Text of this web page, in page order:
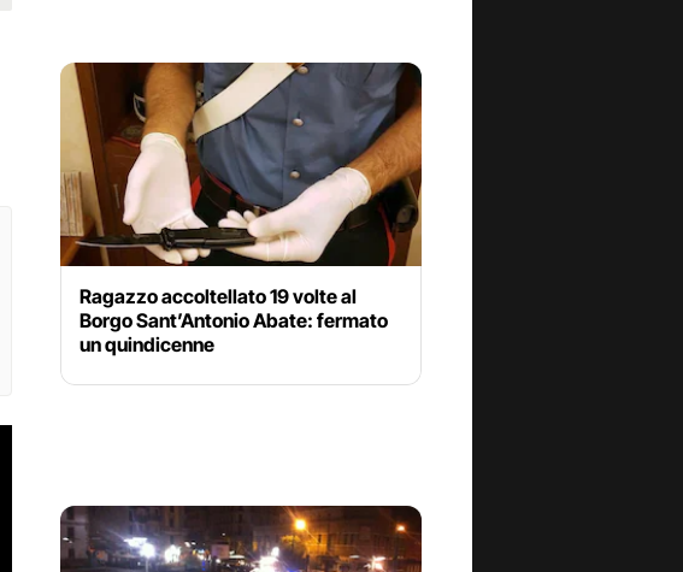
Ragazzo accoltellato 19 volte al
Borgo Sant’Antonio Abate: fermato
un quindicenne